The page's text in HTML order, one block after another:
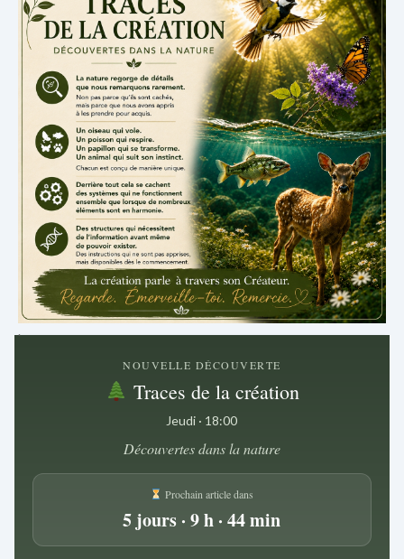
.
NOUVELLE DÉCOUVERTE
Traces de la création
Jeudi · 18:00
Découvertes dans la nature
Prochain article dans
5 jours · 9 h · 44 min